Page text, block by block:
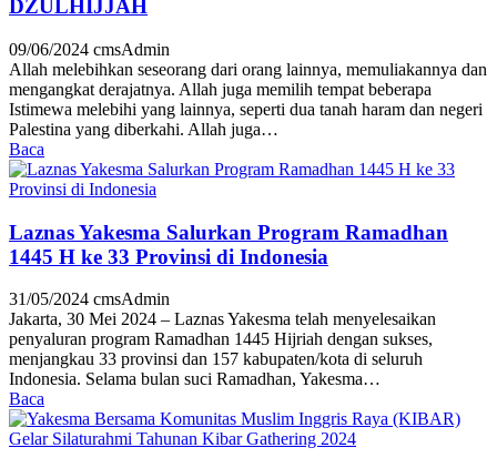
DZULHIJJAH
09/06/2024 cmsAdmin
Allah melebihkan seseorang dari orang lainnya, memuliakannya dan
mengangkat derajatnya. Allah juga memilih tempat beberapa
Istimewa melebihi yang lainnya, seperti dua tanah haram dan negeri
Palestina yang diberkahi. Allah juga…
Baca
Laznas Yakesma Salurkan Program Ramadhan
1445 H ke 33 Provinsi di Indonesia
31/05/2024 cmsAdmin
Jakarta, 30 Mei 2024 – Laznas Yakesma telah menyelesaikan
penyaluran program Ramadhan 1445 Hijriah dengan sukses,
menjangkau 33 provinsi dan 157 kabupaten/kota di seluruh
Indonesia. Selama bulan suci Ramadhan, Yakesma…
Baca